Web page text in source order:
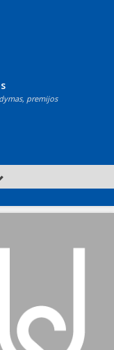
premijos